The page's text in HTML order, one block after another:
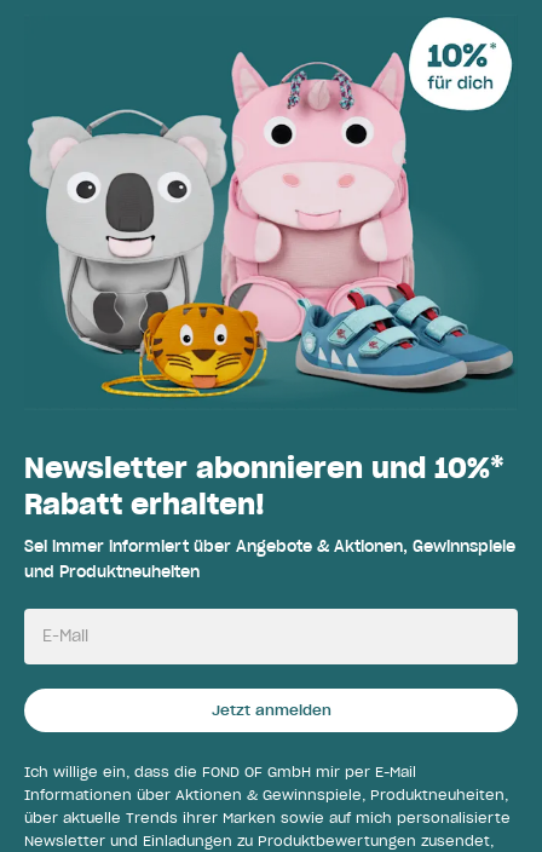
Newsletter abonnieren und 10%*
Rabatt erhalten!
Sei immer informiert über Angebote & Aktionen, Gewinnspiele
und Produktneuheiten
E-Mail
Jetzt anmelden
Ich willige ein, dass die FOND OF GmbH mir per E-Mail
Informationen über Aktionen & Gewinnspiele, Produktneuheiten,
über aktuelle Trends ihrer Marken sowie auf mich personalisierte
Newsletter und Einladungen zu Produktbewertungen zusendet,